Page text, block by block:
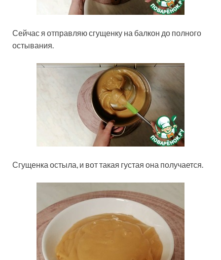
Сейчас я отправляю сгущенку на балкон до полного
остывания.
Сгущенка остыла, и вот такая густая она получается.